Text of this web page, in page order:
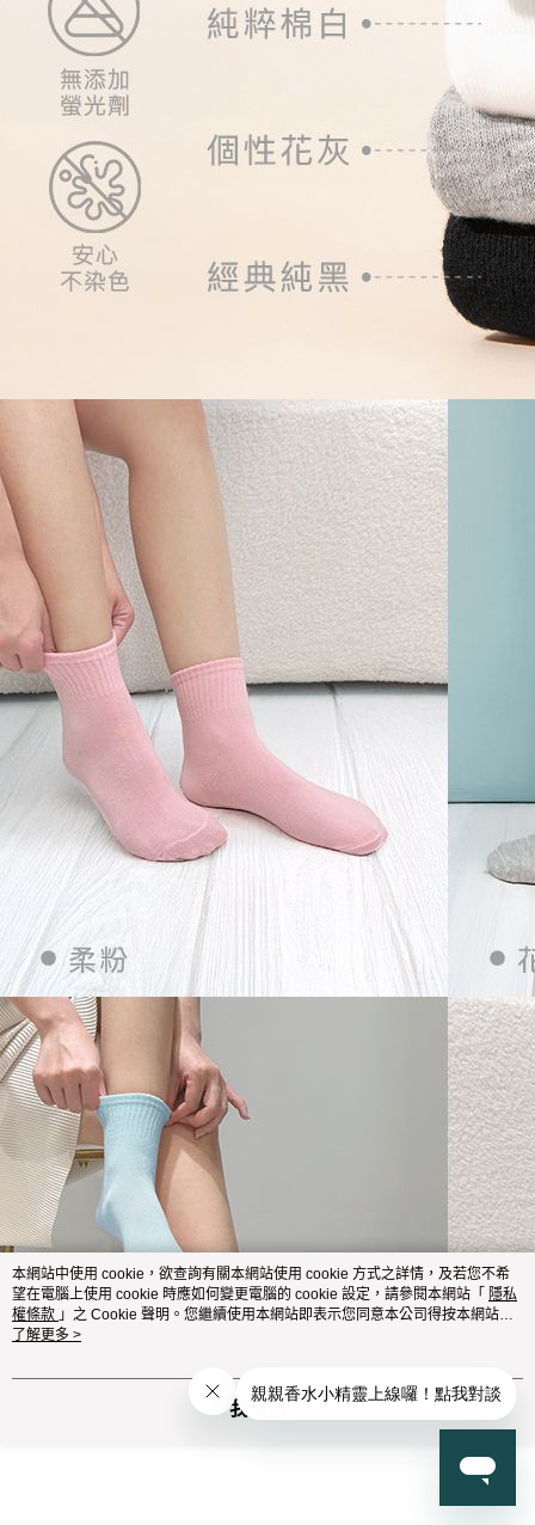
本網站中使用 cookie，欲查詢有關本網站使用 cookie 方式之詳情，及若您不希
望在電腦上使用 cookie 時應如何變更電腦的 cookie 設定，請參閱本網站「 隱私
權條款 」之 Cookie 聲明。您繼續使用本網站即表示您同意本公司得按本網站使
用條款之 Cookie 聲明使用 cookie。
了解更多 >
我知道了